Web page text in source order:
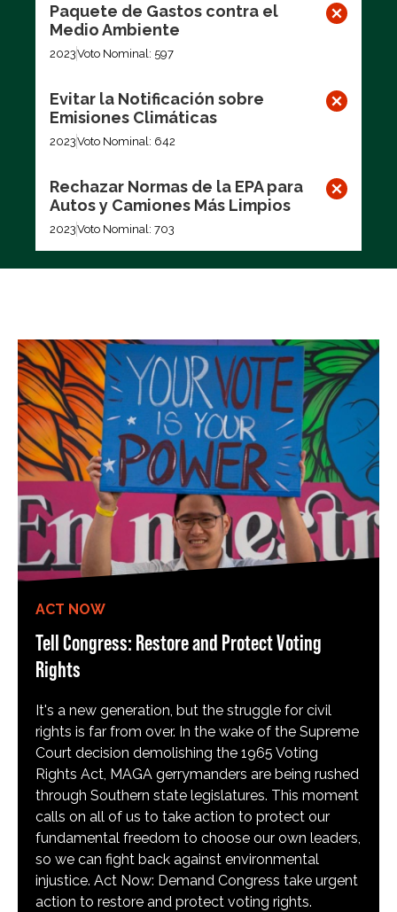
Paquete de Gastos contra el
Medio Ambiente
2023Voto Nominal: 597
Evitar la Notificación sobre
Emisiones Climáticas
2023Voto Nominal: 642
Rechazar Normas de la EPA para
Autos y Camiones Más Limpios
2023Voto Nominal: 703
ACT NOW
Tell Congress: Restore and Protect Voting
Rights
It's a new generation, but the struggle for civil
rights is far from over. In the wake of the Supreme
Court decision demolishing the 1965 Voting
Rights Act, MAGA gerrymanders are being rushed
through Southern state legislatures. This moment
calls on all of us to take action to protect our
fundamental freedom to choose our own leaders,
so we can fight back against environmental
injustice. Act Now: Demand Congress take urgent
action to restore and protect voting rights.